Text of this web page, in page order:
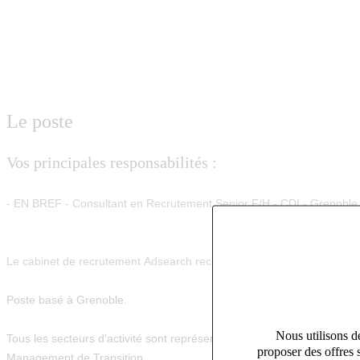
Nous utilisons
proposer des offres
Le poste
Vos principales responsabilités :
- EN BREF - Consultant en Recrutement Senior F/H - CDI -
Le cabinet de recrutement Adsearch recherche dans le cadre de
Poste basé à Grenoble.
Tous les secteurs d'activité sont représentés chez ADSEARCH :